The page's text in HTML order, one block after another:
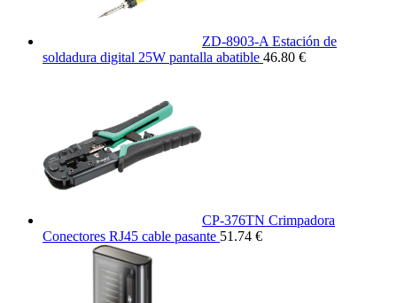
ZD-8903-A Estación de
soldadura digital 25W pantalla abatible 46.80 €
CP-376TN Crimpadora
Conectores RJ45 cable pasante 51.74 €